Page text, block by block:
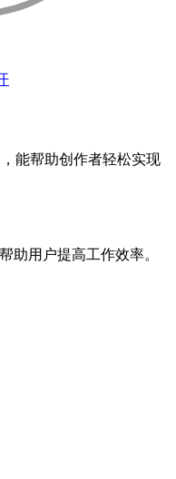
能帮助创作者轻松实现
助用户提高工作效率。